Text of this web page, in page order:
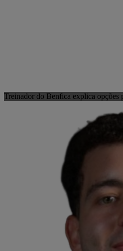
Treinador do Benfica explica